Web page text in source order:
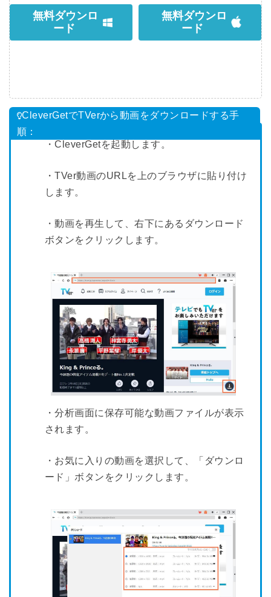
無料ダウンロ
ード
無料ダウンロ
ード
CleverGetでTVerから動画をダウンロードする手
順：
・CleverGetを起動します。
・TVer動画のURLを上のブラウザに貼り付け
します。
・動画を再生して、右下にあるダウンロード
ボタンをクリックします。
・分析画面に保存可能な動画ファイルが表示
されます。
・お気に入りの動画を選択して、「ダウンロ
ード」ボタンをクリックします。